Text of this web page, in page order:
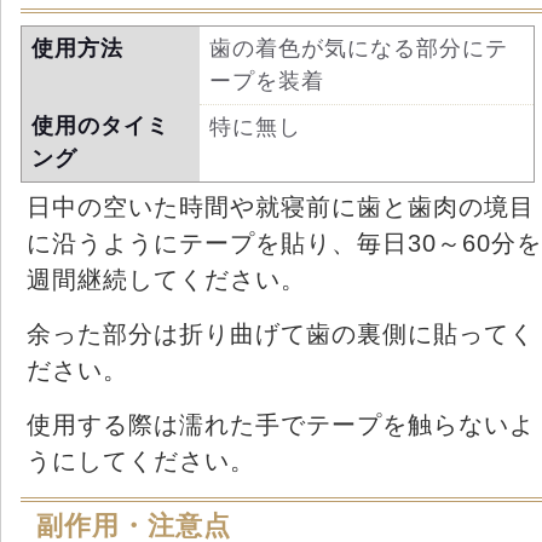
使用方法
歯の着色が気になる部分にテ
ープを装着
使用のタイミ
ング
特に無し
日中の空いた時間や就寝前に歯と歯肉の境目
に沿うようにテープを貼り、毎日30～60分
週間継続してください。
余った部分は折り曲げて歯の裏側に貼ってく
ださい。
使用する際は濡れた手でテープを触らないよ
うにしてください。
副作用・注意点